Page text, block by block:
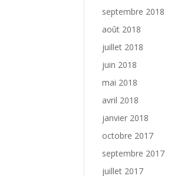
septembre 2018
août 2018
juillet 2018
juin 2018
mai 2018
avril 2018
janvier 2018
octobre 2017
septembre 2017
juillet 2017